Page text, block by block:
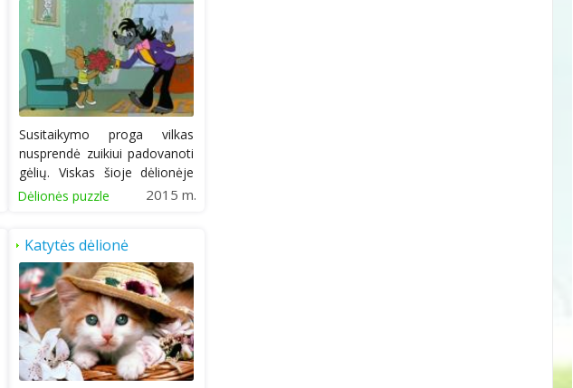
Susitaikymo proga vilkas
nusprendė zuikiui padovanoti
gėlių. Viskas šioje dėlionėje
lyg ir...
Dėlionės puzzle 2015 m.
Katytės dėlionė